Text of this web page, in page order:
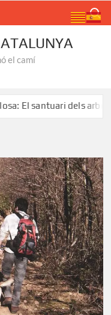
el camí
El santuari dels arbres